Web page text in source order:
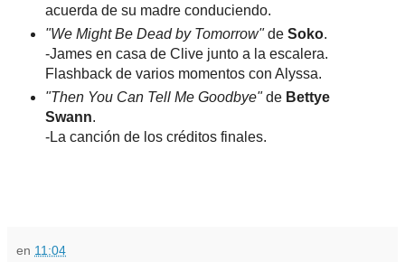
acuerda de su madre conduciendo.
"We Might Be Dead by Tomorrow"de Soko.
-James en casa de Clive junto a la escalera.
Flashback de varios momentos con Alyssa.
"Then You Can Tell Me Goodbye"de Bettye
Swann.
-La canción de los créditos finales.
en 11:04